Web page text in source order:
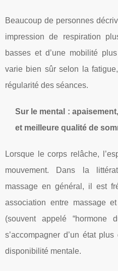
Beaucoup de personnes
impression de respiration
basses et d’une mobilité
varie bien sûr selon la
régularité des séances.
Sur le mental :
et meilleure qualité de
Lorsque le corps relâche,
mouvement. Dans la
massage en général, il est
association entre massage
(souvent appelé “hormone
s’accompagner d’un état
disponibilité mentale.